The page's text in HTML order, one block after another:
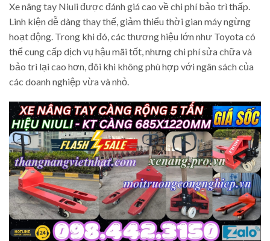
Xe nâng tay Niuli được đánh giá cao về chi phí bảo trì thấp.
Linh kiện dễ dàng thay thế, giảm thiểu thời gian máy ngừng
hoạt động. Trong khi đó, các thương hiệu lớn như Toyota có
thể cung cấp dịch vụ hậu mãi tốt, nhưng chi phí sửa chữa và
bảo trì lại cao hơn, đôi khi không phù hợp với ngân sách của
các doanh nghiệp vừa và nhỏ.